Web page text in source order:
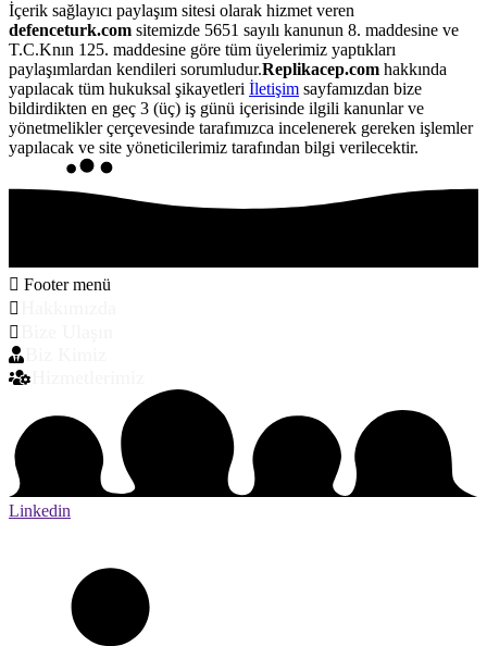
İçerik sağlayıcı paylaşım sitesi olarak hizmet veren
defenceturk.com sitemizde 5651 sayılı kanunun 8. maddesine ve
T.C.Knın 125. maddesine göre tüm üyelerimiz yaptıkları
paylaşımlardan kendileri sorumludur.Replikacep.com hakkında
yapılacak tüm hukuksal şikayetleri İletişim sayfamızdan bize
bildirdikten en geç 3 (üç) iş günü içerisinde ilgili kanunlar ve
yönetmelikler çerçevesinde tarafımızca incelenerek gereken işlemler
yapılacak ve site yöneticilerimiz tarafından bilgi verilecektir.
Footer menü
Linkedin